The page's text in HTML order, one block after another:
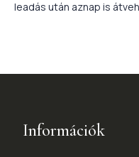
leadás után aznap is
Információk